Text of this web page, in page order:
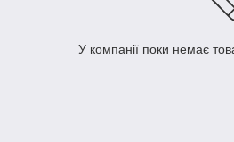
У компанії поки немає